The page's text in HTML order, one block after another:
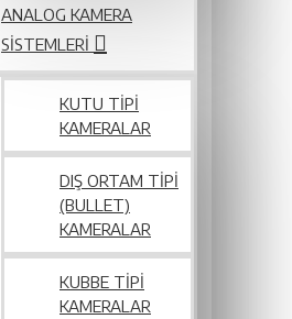
ANALOG KAMERA
SISTEMLERI
KUTU TIPI
KAMERALAR
DIŞ ORTAM TIPI
(BULLET)
KAMERALAR
KUBBE TIPI
KAMERALAR